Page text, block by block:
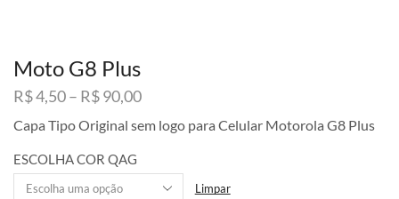
Moto G8 Plus
R$4,50– R$90,00Faixa
preço:
através
R$ 90,00
Capa Tipo Original sem logo para Celular Motorola G8 Plus
ESCOLHA COR QAG
Limpar